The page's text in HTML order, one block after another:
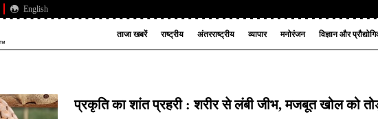
English
ताजा खबरें राष्ट्रीय अंतरराष्ट्रीय व्यापार मनोरंजन विज्ञान और
प्रकृति का शांत प्रहरी : शरीर से लंबी जीभ, मजबूत खोल को